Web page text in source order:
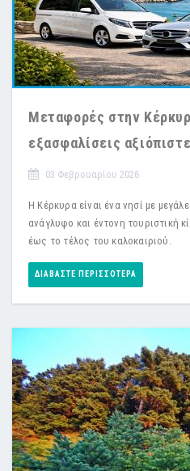
Μεταφορές στην
εξασφαλίσεις
03 Φεβρουαρίου 2026
Η Κέρκυρα είναι ένα νησί με
ανάγλυφο και έντονη τουριστική
έως το τέλος του καλοκαιριού.
ΔΙΑΒΆΣΤΕ ΠΕΡΙΣΣΌΤΕΡΑ